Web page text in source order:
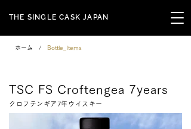
THE SINGLE CASK JAPAN
ホーム / Bottle_Items
TSC FS Croftengea 7years
クロフテンギア7年ウイスキー